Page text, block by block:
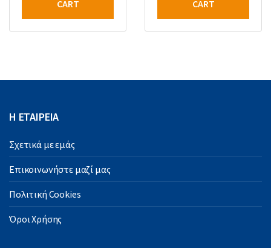
CART
CART
Η ΕΤΑΙΡΕΙΑ
Σχετικά με εμάς
Επικοινωνήστε μαζί μας
Πολιτική Cookies
Όροι Χρήσης